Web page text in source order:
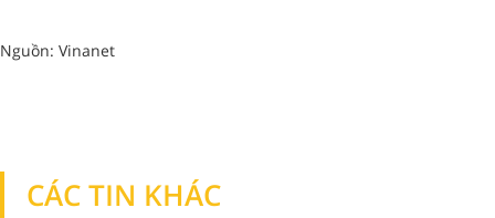
Nguồn: Vinanet
CÁC TIN KHÁC